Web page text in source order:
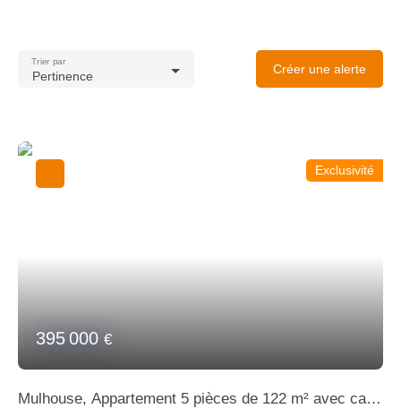
Pertinence
Trier par
Créer une alerte
395 000 €
Exclusivité
Mulhouse, Appartement 5 pièces de 122 m² avec cave